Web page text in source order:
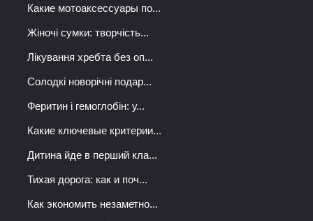
Какие мотоаксессуары по...
Жіночі сумки: творчість...
Лікування хребта без оп...
Солодкі новорічні подар...
Феритин і гемоглобін: у...
Какие ключевые критерии...
Дитина йде в перший кла...
Тихая дорога: как и поч...
Как экономить незаметно...